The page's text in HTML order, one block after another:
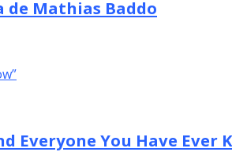
de Mathias Baddo
Everyone You Have Ever